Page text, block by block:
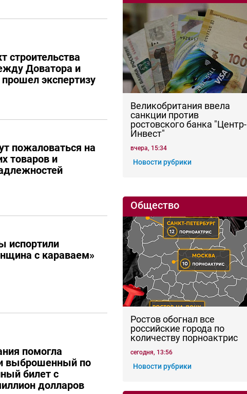
строительства
Доватора и
прошел экспертизу
пожаловаться на
товаров и
испортили
с караваем»
помогла
выброшенный по
билет с
долларов
Великобритания ввела
санкции против
ростовского банка "Центр-
Инвест"
вчера, 15:34
Новости рубрики
Общество
Ростов обогнал все
российские города по
количеству порноактрис
сегодня, 13:56
Новости рубрики